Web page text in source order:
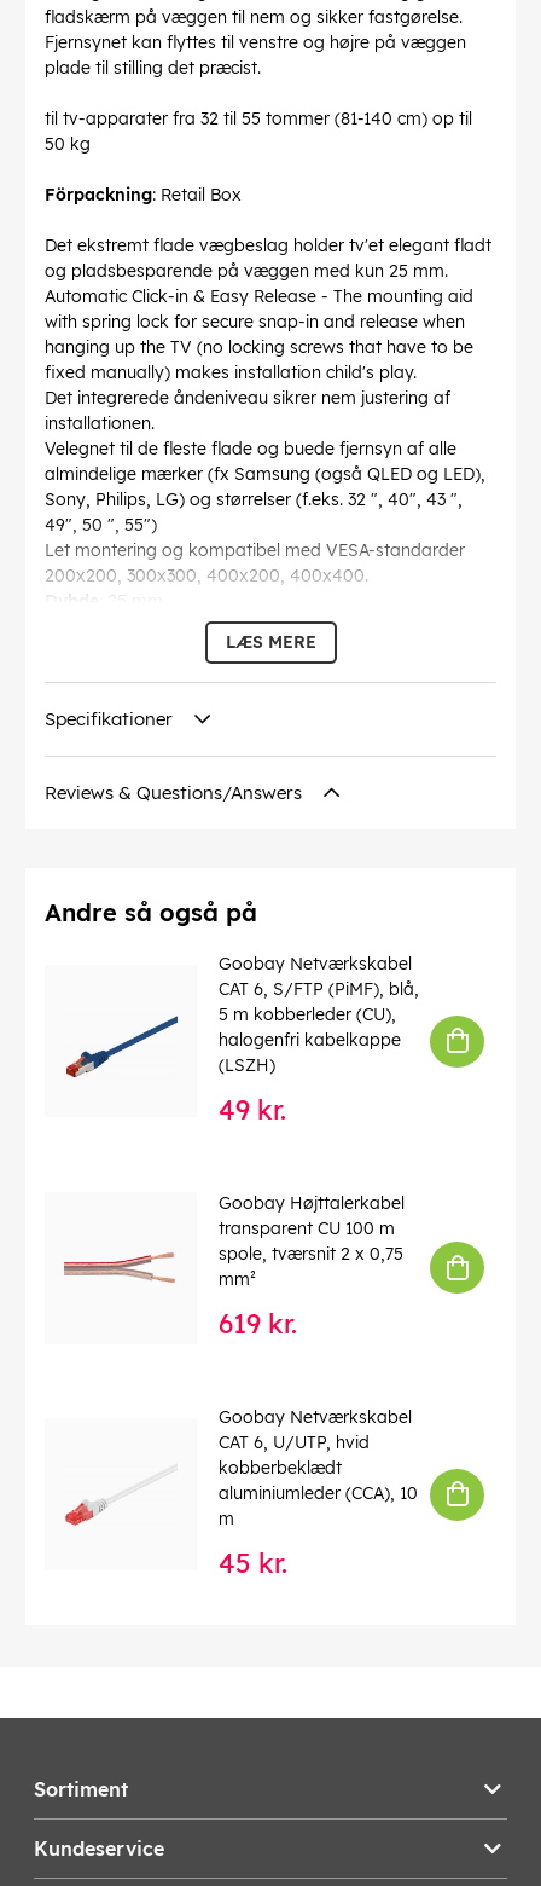
fladskærm på væggen til nem og sikker fastgørelse.
Fjernsynet kan flyttes til venstre og højre på væggen
plade til stilling det præcist.
til tv-apparater fra 32 til 55 tommer (81-140 cm) op til
50 kg
Förpackning: Retail Box
Det ekstremt flade vægbeslag holder tv'et elegant fladt
og pladsbesparende på væggen med kun 25 mm.
Automatic Click-in & Easy Release - The mounting aid
with spring lock for secure snap-in and release when
hanging up the TV (no locking screws that have to be
fixed manually) makes installation child's play.
Det integrerede åndeniveau sikrer nem justering af
installationen.
Velegnet til de fleste flade og buede fjernsyn af alle
almindelige mærker (fx Samsung (også QLED og LED),
Sony, Philips, LG) og størrelser (f.eks. 32 ", 40", 43 ",
49", 50 ", 55")
Let montering og kompatibel med VESA-standarder
200x200, 300x300, 400x200, 400x400.
Dybde
: 25 mm
Bredde: 448 mm
maks. belastning
: 50 kg
Skærmstørrelse: M (81-140 cm / 32-55")
200 mm, 400 x 400 mm
Forbrug enhed: 1 stk. i æske
: Stål (pulverlakeret)
Sprogomfang emballage-artwork : en, de, fr, it, es, nl,
4040849498909
EAN:
LÆS MERE
Specifikationer
Reviews & Questions/Answers
Andre så også på
Goobay Netværkskabel
CAT 6, S/FTP (PiMF), blå,
5 m kobberleder (CU),
halogenfri kabelkappe
(LSZH)
49 kr.
Goobay Højttalerkabel
transparent CU 100 m
spole, tværsnit 2 x 0,75
mm²
619 kr.
Goobay Netværkskabel
CAT 6, U/UTP, hvid
kobberbeklædt
aluminiumleder (CCA), 10
m
45 kr.
Sortiment
Kundeservice